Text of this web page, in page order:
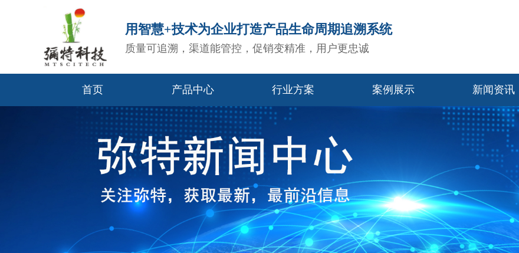
用智慧+技术为企业打造产品生命周期追溯系统
质量可追溯，渠道能管控，促销变精准，用户更忠诚
首页 产品中心 行业方案 案例展示 新闻资讯